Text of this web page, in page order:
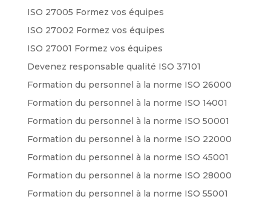
ISO 27005 Formez vos équipes
ISO 27002 Formez vos équipes
ISO 27001 Formez vos équipes
Devenez responsable qualité ISO 37101
Formation du personnel à la norme ISO 26000
Formation du personnel à la norme ISO 14001
Formation du personnel à la norme ISO 50001
Formation du personnel à la norme ISO 22000
Formation du personnel à la norme ISO 45001
Formation du personnel à la norme ISO 28000
Formation du personnel à la norme ISO 55001